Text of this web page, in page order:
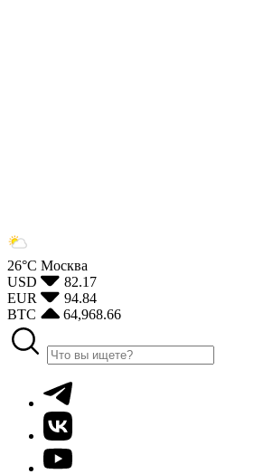
26°С Москва
USD
82.17
EUR
94.84
BTC
64,968.66